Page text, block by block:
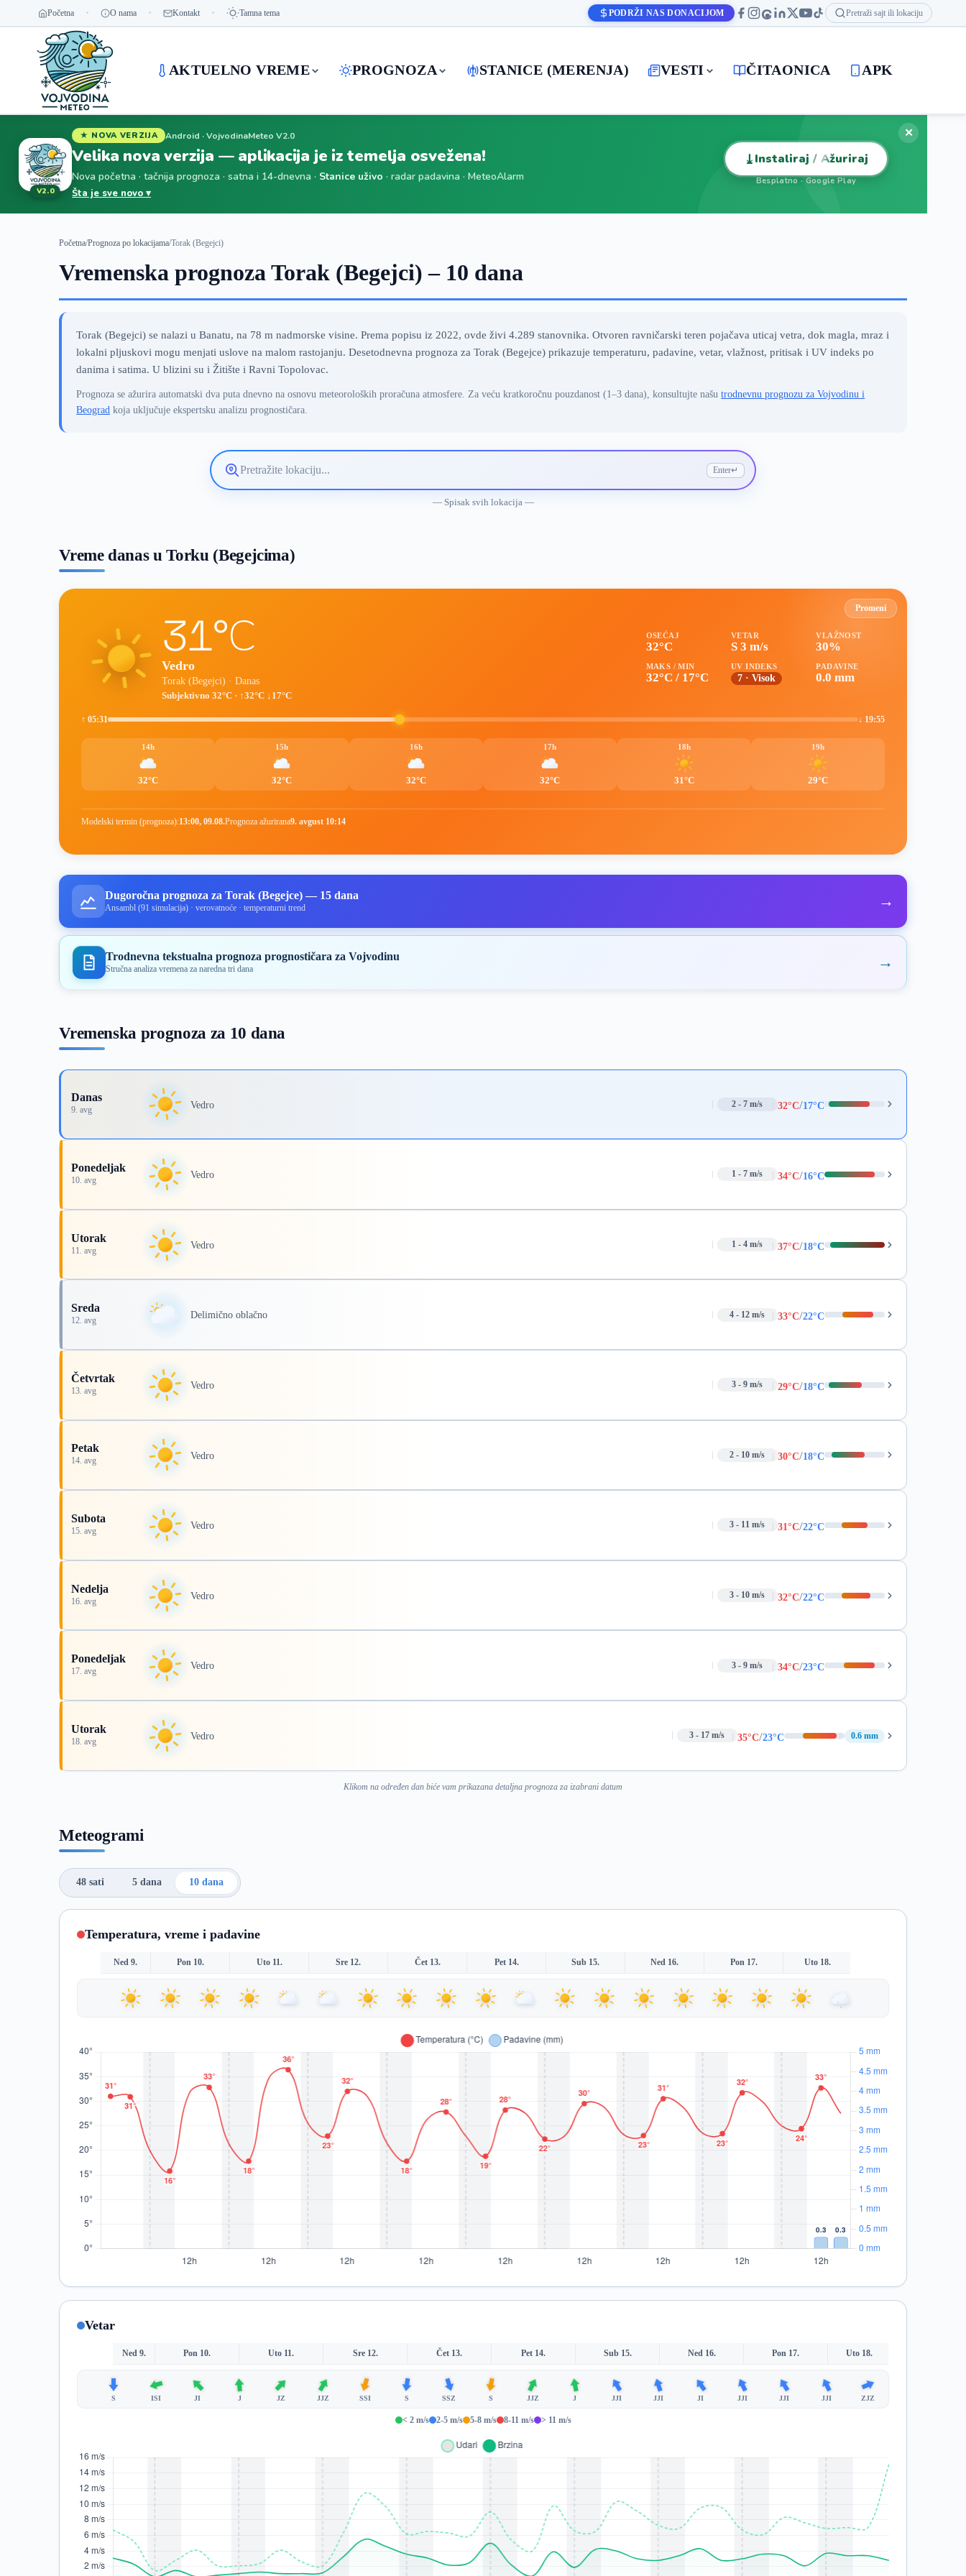
Početna O nama Kontakt Tamna tema PODRŽI NAS DONACIJOM Pretraži sajt ili lokaciju
AKTUELNO VREME PROGNOZA STANICE (MERENJA) VESTI ČITAONICA APK
V2.0
★ NOVA VERZIJA Android · VojvodinaMeteo V2.0
Velika nova verzija — aplikacija je iz temelja osvežena!
Nova početna · tačnija prognoza · satna i 14-dnevna · Stanice uživo · radar padavina · MeteoAlarm
Šta je sve novo ▾
⤓Instaliraj / Ažuriraj
Besplatno · Google Play
✕
Početna/Prognoza po lokacijama/Torak (Begejci)
Vremenska prognoza Torak (Begejci) – 10 dana
Torak (Begejci) se nalazi u Banatu, na 78 m nadmorske visine. Prema popisu iz 2022, ovde živi 4.289 stanovnika. Otvoren ravničarski teren pojačava uticaj vetra, dok magla, mraz i
lokalni pljuskovi mogu menjati uslove na malom rastojanju. Desetodnevna prognoza za Torak (Begejce) prikazuje temperaturu, padavine, vetar, vlažnost, pritisak i UV indeks po
danima i satima. U blizini su i Žitište i Ravni Topolovac.
Prognoza se ažurira automatski dva puta dnevno na osnovu meteoroloških proračuna atmosfere. Za veću kratkoročnu pouzdanost (1–3 dana), konsultujte našutrodnevnu prognozu za Vojvodinu i
Beograd koja uključuje ekspertsku analizu prognostičara.
Pretražite
lokaciju
Enter↵
— Spisak svih lokacija —
Vreme danas u Torku (Begejcima)
Promeni
31°C
Vedro
Torak (Begejci) · Danas
Subjektivno 32°C · ↑32°C ↓17°C
OSEĆAJ
32°C
VETAR
S 3 m/s
VLAŽNOST
30%
MAKS / MIN
32°C / 17°C
UV INDEKS
7 · Visok
PADAVINE
0.0 mm
↑ 05:31 ↓ 19:55
14h
32°C
15h
32°C
16h
32°C
17h
32°C
18h
31°C
19h
29°C
Modelski termin (prognoza):13:00, 09.08.Prognoza ažurirana9. avgust 10:14
Dugoročna prognoza za Torak (Begejce) — 15 dana
Ansambl (91 simulacija) · verovatnoće · temperaturni trend →
Trodnevna tekstualna prognoza prognostičara za Vojvodinu
Stručna analiza vremena za naredna tri dana →
Vremenska prognoza za 10 dana
Danas
9. avg Vedro 2 - 7 m/s 32°C/17°C
Ponedeljak
10. avg Vedro 1 - 7 m/s 34°C/16°C
Utorak
11. avg Vedro 1 - 4 m/s 37°C/18°C
Sreda
12. avg Delimično oblačno 4 - 12 m/s 33°C/22°C
Četvrtak
13. avg Vedro 3 - 9 m/s 29°C/18°C
Petak
14. avg Vedro 2 - 10 m/s 30°C/18°C
Subota
15. avg Vedro 3 - 11 m/s 31°C/22°C
Nedelja
16. avg Vedro 3 - 10 m/s 32°C/22°C
Ponedeljak
17. avg Vedro 3 - 9 m/s 34°C/23°C
Utorak
18. avg Vedro 3 - 17 m/s 35°C/23°C 0.6 mm
Klikom na određen dan biće vam prikazana detaljna prognoza za izabrani datum
Meteogrami
48 sati 5 dana 10 dana
Temperatura, vreme i padavine
Ned 9. Pon 10. Uto 11. Sre 12. Čet 13. Pet 14. Sub 15. Ned 16. Pon 17. Uto 18.
Vetar
Ned 9. Pon 10. Uto 11. Sre 12. Čet 13. Pet 14. Sub 15. Ned 16. Pon 17. Uto 18.
S ISI JI J JZ JJZ SSI S SSZ S JJZ J JJI JJI JI JJI JJI JJI ZJZ
< 2 m/s 2-5 m/s 5-8 m/s 8-11 m/s > 11 m/s